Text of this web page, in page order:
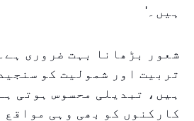
ہیں۔'
شعور بڑھانا بہت ضروری
تربیت اور شمولیت کو
ہیں، تبدیلی محسوس ہوتی
کارکنوں کو بھی وہی مواقع